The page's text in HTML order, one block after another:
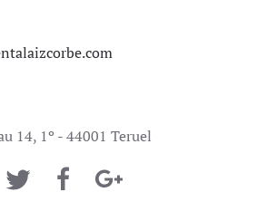
14, 1º - 44001 Teruel